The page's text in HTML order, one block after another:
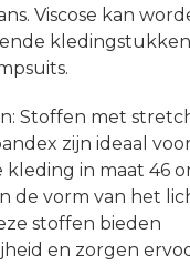
Viscose kan
kledingstukken
Stoffen met
zijn ideaal
in maat 46
de vorm van het
stoffen bieden
en zorgen